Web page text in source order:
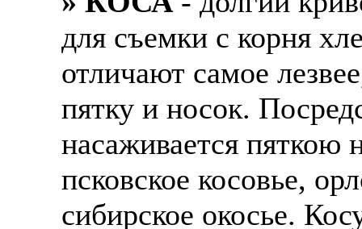
для съемки с корня
отличают самое
пятку и носок.
насаживается пяткою
псковское косовье,
сибирское окосье.